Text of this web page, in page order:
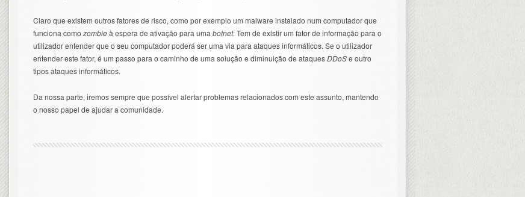
Claro que existem outros fatores de risco, como por exemplo um malware instalado num computador que
funciona como zombieà espera de ativação para uma botnet. Tem de existir um fator de informação para o
utilizador entender que o seu computador poderá ser uma via para ataques informáticos. Se o utilizador
entender este fator, é um passo para o caminho de uma solução e diminuição de ataquesDDoSe outro
tipos ataques informáticos.
Da nossa parte, iremos sempre que possível alertar problemas relacionados com este assunto, mantendo
o nosso papel de ajudar a comunidade.